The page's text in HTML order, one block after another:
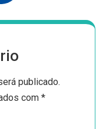
publicado.
com*